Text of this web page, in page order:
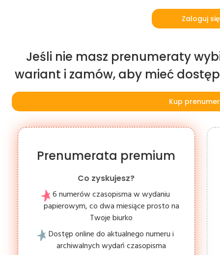
Zaloguj się
Jeśli nie masz prenumeraty
wariant i zamów, aby mieć
Kup
Prenumerata premium
Co zyskujesz?
6 numerów czasopisma w wydaniu
papierowym, co dwa miesiące prosto na
Twoje biurko
Dostęp online do aktualnego numeru i
archiwalnych wydań czasopisma